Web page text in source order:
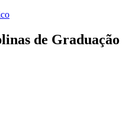
de Graduação